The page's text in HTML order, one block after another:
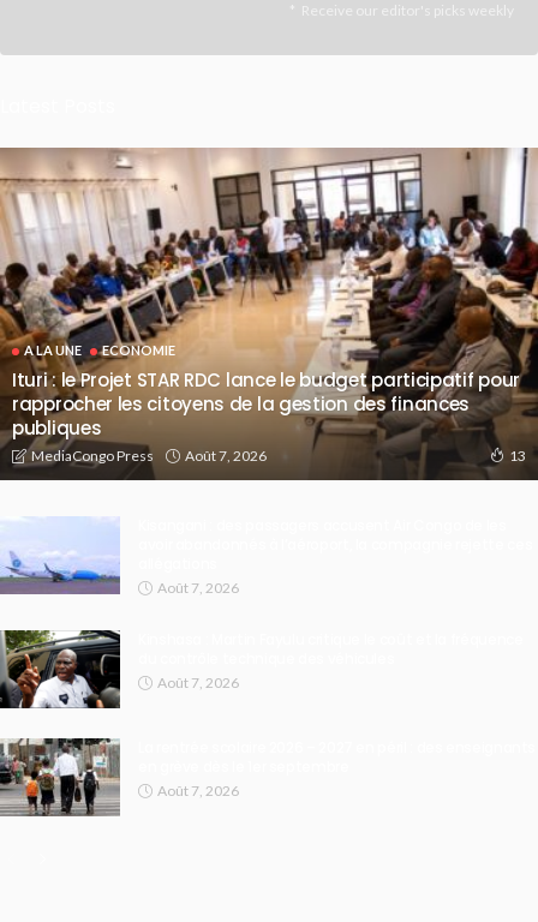
Receive our editor's picks weekly
A LA UNE ECONOMIE
Ituri : le Projet STAR RDC lance le budget participatif pour
rapprocher les citoyens de la gestion des finances
publiques
MediaCongo Press Août 7, 2026 13
Août 7, 2026
Août 7, 2026
Août 7, 2026